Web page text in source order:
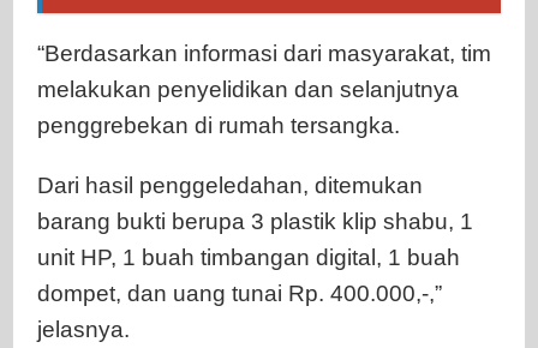
“Berdasarkan informasi dari masyarakat, tim
melakukan penyelidikan dan selanjutnya
penggrebekan di rumah tersangka.
Dari hasil penggeledahan, ditemukan
barang bukti berupa 3 plastik klip shabu, 1
unit HP, 1 buah timbangan digital, 1 buah
dompet, dan uang tunai Rp. 400.000,-,”
jelasnya.